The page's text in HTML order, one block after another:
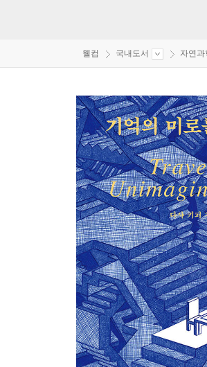
웰컴 국내도서 자연과